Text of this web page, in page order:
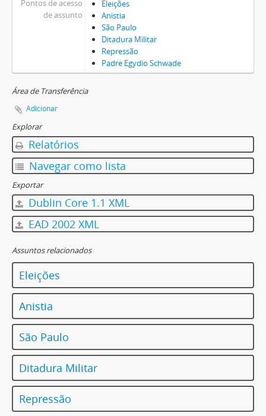
Pontos de acesso
de assunto
Eleições
Anistia
São Paulo
Ditadura Militar
Repressão
Padre Egydio Schwade
Área de Transferência
Adicionar
Explorar
Relatórios
Navegar como lista
Exportar
Dublin Core 1.1 XML
EAD 2002 XML
Assuntos relacionados
Eleições
Anistia
São Paulo
Ditadura Militar
Repressão